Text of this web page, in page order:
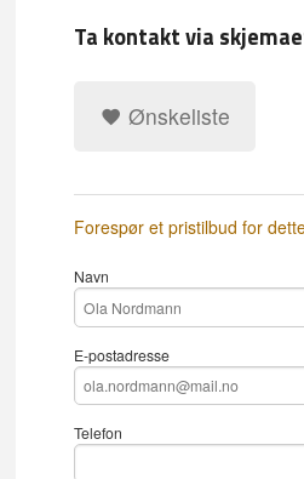
Ta kontakt via
Ønskeliste
Forespør et pristilbud for
Navn
E-postadresse
Telefon